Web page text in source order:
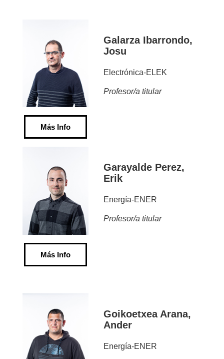
Más Info
Galarza Ibarrondo,
Josu
Electrónica-ELEK
Profesor/a titular
Más Info
Garayalde Perez,
Erik
Energía-ENER
Profesor/a titular
Goikoetxea Arana,
Ander
Energía-ENER